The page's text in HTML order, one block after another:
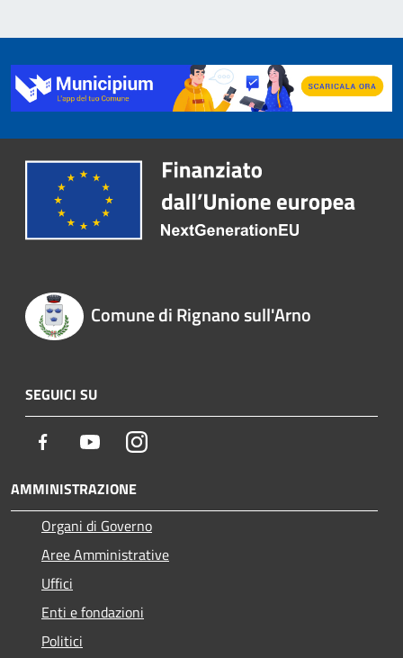
Comune di Rignano sull'Arno
SEGUICI SU
Facebook YoutubeInstagram
AMMINISTRAZIONE
Organi di Governo
Aree Amministrative
Uffici
Enti e fondazioni
Politici